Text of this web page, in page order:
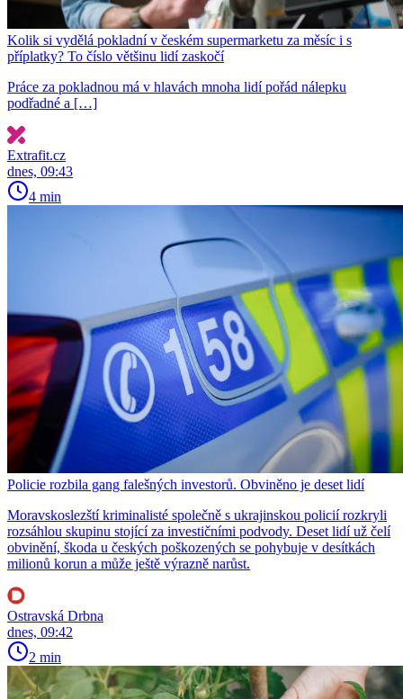
Kolik si vydělá pokladní v českém supermarketu za měsíc i s
příplatky? To číslo většinu lidí zaskočí
Práce za pokladnou má v hlavách mnoha lidí pořád nálepku
podřadné a […]
Extrafit.cz
dnes, 09:43
4 min
Policie rozbila gang falešných investorů. Obviněno je deset lidí
Moravskoslezští kriminalisté společně s ukrajinskou policií rozkryli
rozsáhlou skupinu stojící za investičními podvody. Deset lidí už čelí
obvinění, škoda u českých poškozených se pohybuje v desítkách
milionů korun a může ještě výrazně narůst.
Ostravská Drbna
dnes, 09:42
2 min